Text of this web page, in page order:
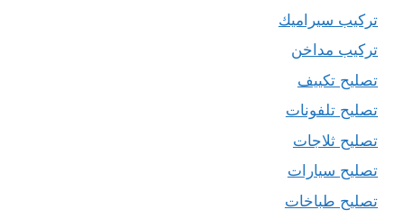
تركيب سيراميك
تركيب مداخن
تصليح تكييف
تصليح تلفونات
تصليح ثلاجات
تصليح سيارات
تصليح طباخات